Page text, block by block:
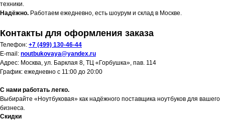
техники.
Надёжно. Работаем ежедневно, есть шоурум и склад в Москве.
Контакты для оформления заказа
Телефон: +7 (499) 130-46-44
E-mail: noutbukovaya@yandex.ru
Адрес: Москва, ул. Барклая 8, ТЦ «Горбушка», пав. 114
График: ежедневно с 11:00 до 20:00
С нами работать легко.
Выбирайте «Ноутбуковая» как надёжного поставщика ноутбуков для вашего
бизнеса.
Скидки